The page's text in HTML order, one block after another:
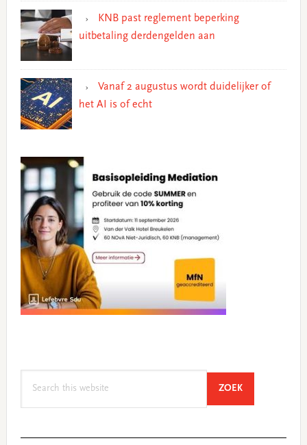
KNB past reglement beperking
uitbetaling derdengelden aan
Vanaf 2 augustus wordt duidelijker of
het AI is of echt
ZOEKSEARCH